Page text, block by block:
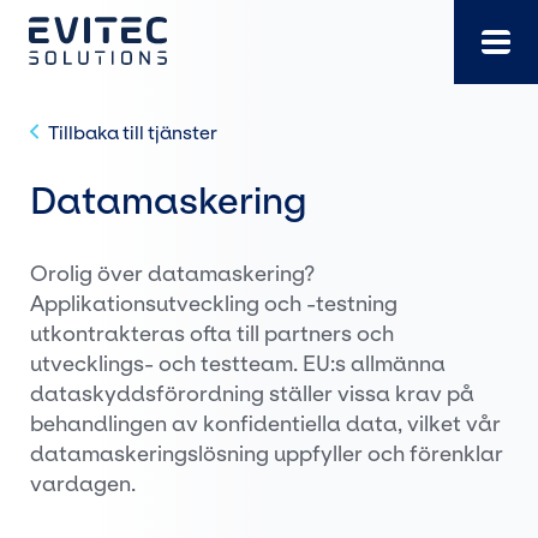
Tillbaka till tjänster
Datamaskering
Orolig över datamaskering?
Applikationsutveckling och -testning
utkontrakteras ofta till partners och
utvecklings- och testteam. EU:s allmänna
dataskyddsförordning ställer vissa krav på
behandlingen av konfidentiella data, vilket vår
datamaskeringslösning uppfyller och förenklar
vardagen.